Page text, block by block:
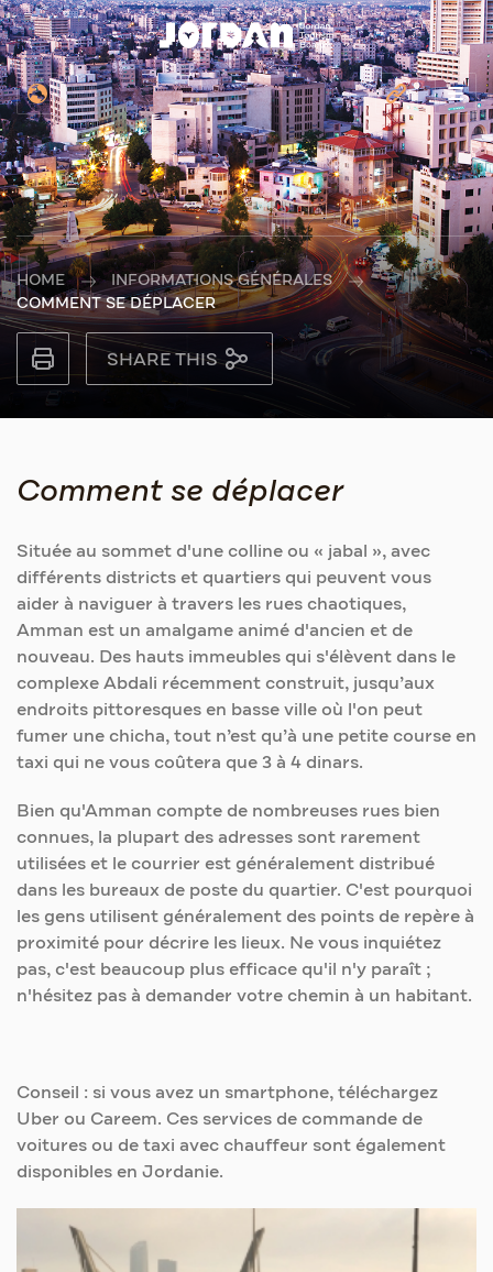
HOME
INFORMATIONS GÉNÉRALES
COMMENT SE DÉPLACER
SHARE THIS
Comment se déplacer
Située au sommet d'une colline ou « jabal », avec
différents districts et quartiers qui peuvent vous
aider à naviguer à travers les rues chaotiques,
Amman est un amalgame animé d'ancien et de
nouveau. Des hauts immeubles qui s'élèvent dans le
complexe Abdali récemment construit, jusqu’aux
endroits pittoresques en basse ville où l'on peut
fumer une chicha, tout n’est qu’à une petite course en
taxi qui ne vous coûtera que 3 à 4 dinars.
Bien qu'Amman compte de nombreuses rues bien
connues, la plupart des adresses sont rarement
utilisées et le courrier est généralement distribué
dans les bureaux de poste du quartier. C'est pourquoi
les gens utilisent généralement des points de repère à
proximité pour décrire les lieux. Ne vous inquiétez
pas, c'est beaucoup plus efficace qu'il n'y paraît ;
n'hésitez pas à demander votre chemin à un habitant.
Conseil : si vous avez un smartphone, téléchargez
Uber ou Careem. Ces services de commande de
voitures ou de taxi avec chauffeur sont également
disponibles en Jordanie.